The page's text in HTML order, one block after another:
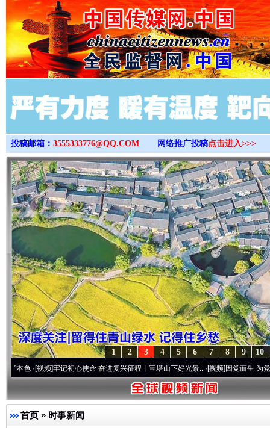
>
投稿邮箱： 3555333776@QQ.COM 网络推广投稿点击进入>>>
10
9
8
7
6
5
4
3
2
1
视频]牢记初心使命 奋进复兴征程丨宝塔山下好光景..·[视频]因党而生 为党而战——
首页 » 时事新闻